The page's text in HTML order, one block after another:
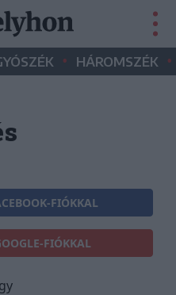
• HÁROMSZÉK •
FIÓKKAL
FIÓKKAL